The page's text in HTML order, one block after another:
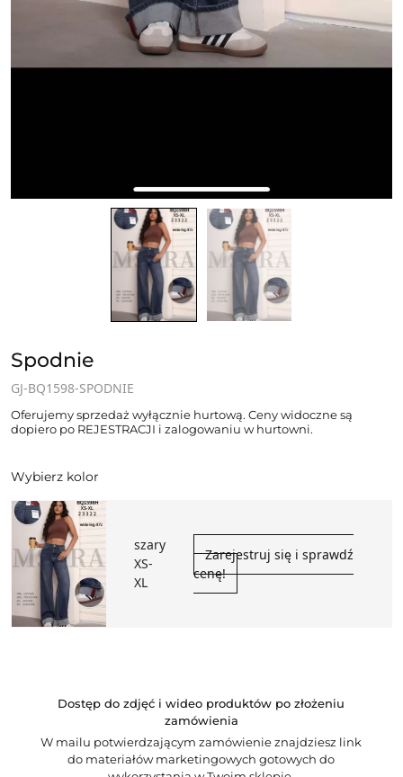
Spodnie
GJ-BQ1598-SPODNIE
Oferujemy sprzedaż wyłącznie hurtową. Ceny widoczne są
dopiero po REJESTRACJI i zalogowaniu w hurtowni.
Wybierz kolor
szary
XS-
XL
Zarejestruj się i sprawdź
cenę!
Dostęp do zdjęć i wideo produktów po złożeniu
zamówienia
W mailu potwierdzającym zamówienie znajdziesz link
do materiałów marketingowych gotowych do